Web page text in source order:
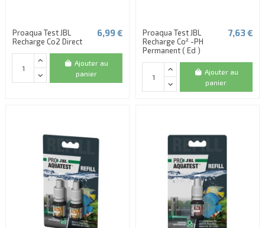
(1 avis)
Proaqua Test JBL
Recharge Co2 Direct
6,99 €
Ajouter au
panier
Proaqua Test JBL
Recharge Co² -PH
Permanent ( Ed )
7,63 €
Ajouter au
panier